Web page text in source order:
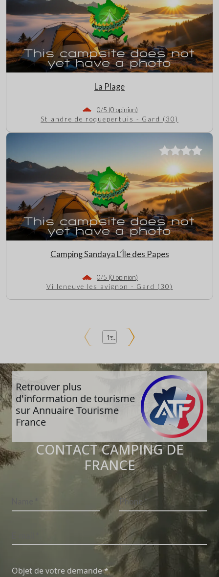
La Plage
0/5 (0 opinion)
St andre de roquepertuis - Gard (30)
Camping Sandaya L’Île des Papes
0/5 (0 opinion)
Villeneuve les avignon - Gard (30)
1
Retrouver plus
d'information de tourisme
sur Annuaire Tourisme
France
CONTACT CAMPING DE
FRANCE
Objet de votre demande *